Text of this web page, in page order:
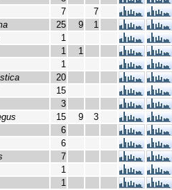
7
7
25 9
1
1
1
1
1
20
15
3
15 9
3
6
6
7
1
1